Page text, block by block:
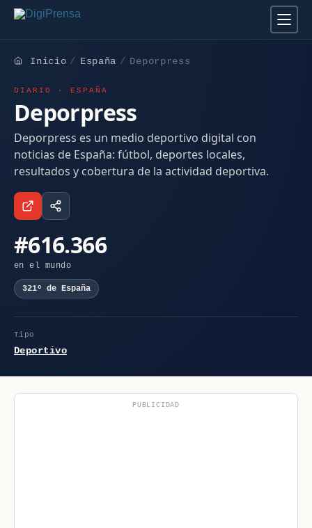
Inicio España Deporpress
DIARIO · ESPAÑA
Deporpress
Deporpress es un medio deportivo digital con
noticias de España: fútbol, deportes locales,
resultados y cobertura de la actividad deportiva.
#616.366
en el mundo
321º de España
Tipo
Deportivo
PUBLICIDAD